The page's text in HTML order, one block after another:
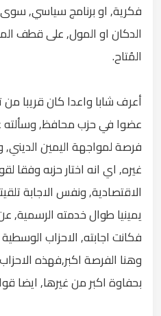
فكرية, او برنامج سياسي,
الدكان او المول, على قطف
المُتاح.
أعرف شابا واعدا كان قريبا من
عضوا في حزب محافظ,
فرصة لمواجهة اليمين
غيره, اي انه اختار حزبه وفقا
الاقتصادية, ونفس الاجابة
يمينيا طوال خدمته الرسمية,
فكانت اجابته, الاحزاب
وهنا الفرصة اكبر,فهذه
بحفاوة اكبر من غيرها, ايضا